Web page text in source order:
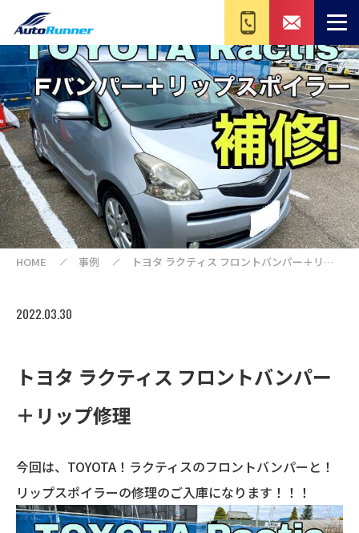
HOME 事例
トヨタ ラクティス フロントバンパー＋リッ
2022.03.30
トヨタ ラクティス フロントバンパー
＋リップ修理
今回は、TOYOTA！ラクティスのフロントバンパーと！
リップスポイラーの修理のご入庫になります！！！